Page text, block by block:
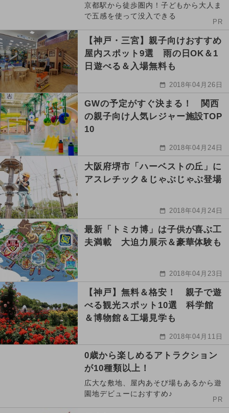
京都駅から徒歩圏内！子どもから大人ま
で五感を使って没入できる
PR
【神戸・三宮】親子向けおすすめ
屋内スポット9選 雨の日OK＆1
日遊べる＆入場無料も
2018年04月26日
GWの予定がすぐ決まる！ 関西
の親子向け人気レジャー施設TOP
10
2018年04月24日
大阪府堺市「ハーベストの丘」に
アスレチック＆じゃぶじゃぶ登場
2018年04月24日
最新「トミカ博」は子供が喜ぶ工
夫満載 大迫力展示＆豪華体験も
2018年04月23日
【神戸】無料＆格安！ 親子で遊
べる観光スポット10選 科学館
＆博物館＆工場見学も
2018年04月11日
0歳から楽しめるアトラクション
が10種類以上！
広大な敷地、屋内あそび場もあるから遊
園地デビューにおすすめ♪
PR